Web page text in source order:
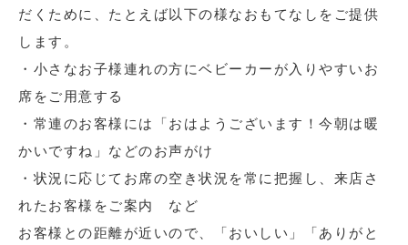
だくために、たとえば以下の様なおもてなしをご提供
します。
・小さなお子様連れの方にベビーカーが入りやすいお
席をご用意する
・常連のお客様には「おはようございます！今朝は暖
かいですね」などのお声がけ
・状況に応じてお席の空き状況を常に把握し、来店さ
れたお客様をご案内 など
お客様との距離が近いので、「おいしい」「ありがと